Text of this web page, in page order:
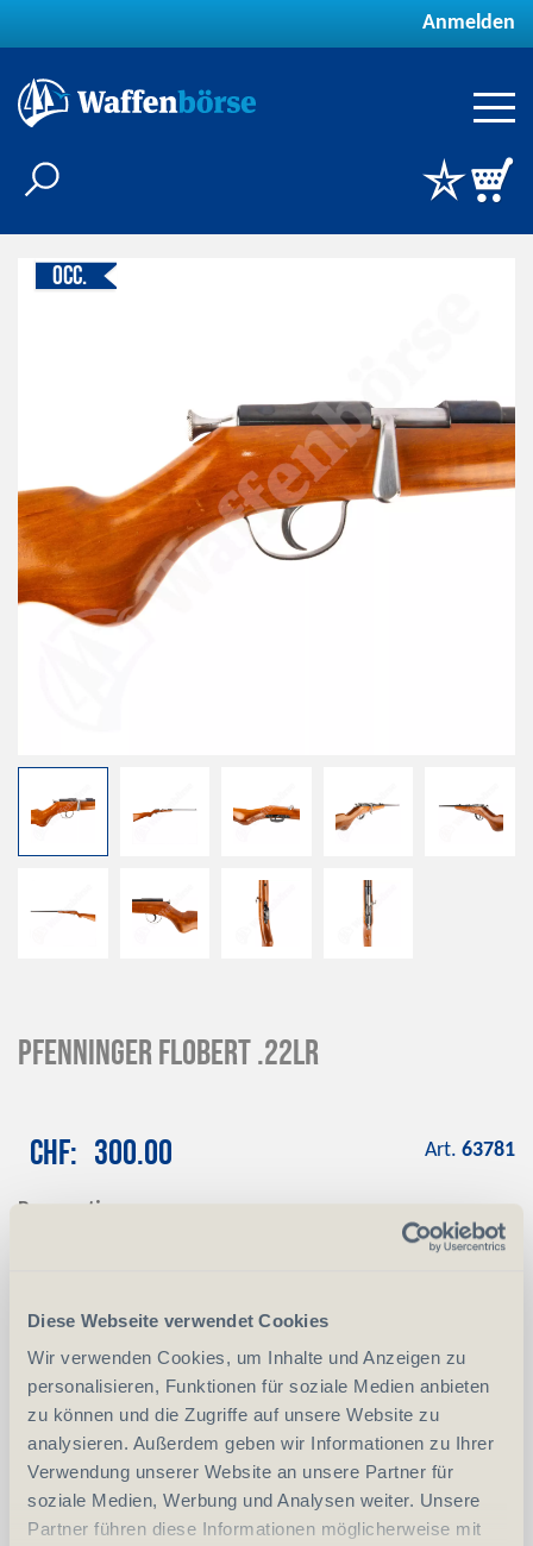
Diese Webseite verwendet Cookies
Wir verwenden Cookies, um Inhalte und Anzeigen zu
personalisieren, Funktionen für soziale Medien anbieten
zu können und die Zugriffe auf unsere Website zu
analysieren. Außerdem geben wir Informationen zu Ihrer
Verwendung unserer Website an unsere Partner für
soziale Medien, Werbung und Analysen weiter. Unsere
Partner führen diese Informationen möglicherweise mit
Anmelden
Occ.
Pfenninger Flobert .22lr
CHF 300.00
Reservation
Art. 63781
vergleichen
- +
In den Warenkorb